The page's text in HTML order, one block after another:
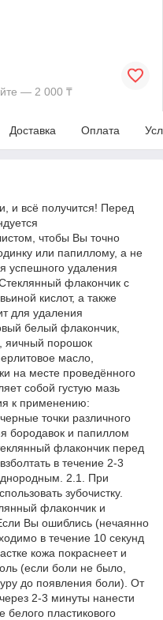
— 2 000 ₸
Доставка Оплата
и всё получится! Перед
чтобы Вы точно
или папиллому, а не
успешного удаления
флакончик с
кислот, а также
для удаления
белый флакончик,
яичный порошок
масло,
на месте проведённого
собой густую мазь
к применению:
точки различного
бородавок и папиллом
флакончик перед
в течение 2-3
2.1. При
зубочистку.
флакончик и
Вы ошиблись (нечаянно
в течение 10 секунд
кожа покраснеет и
(если боли не было,
до появления боли). От
2-3 минуты нанести
пластикового